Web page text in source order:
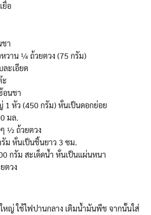
ยื่อ
า
วาน ¼ ถ้วยตวง (75 กรัม)
ะเอียด
ะ
อนชา
1 หัว (450 กรัม) หั่นเป็นดอกย่อย
มล.
½ ถ้วยตวง
ม หั่นเป็นชิ้นยาว 3 ซม.
กรัม สะเด็ดน้ำ หั่นเป็นแผ่นหนา
ตวง
หญ่ ใช้ไฟปานกลาง เติมน้ำมันพืช จากนั้นใส่